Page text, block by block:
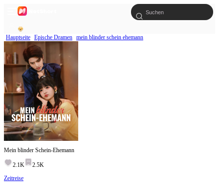
Hauptseite Epische Dramen mein blinder schein ehemann
Mein blinder Schein-Ehemann
2.1K
2.5K
Zeitreise